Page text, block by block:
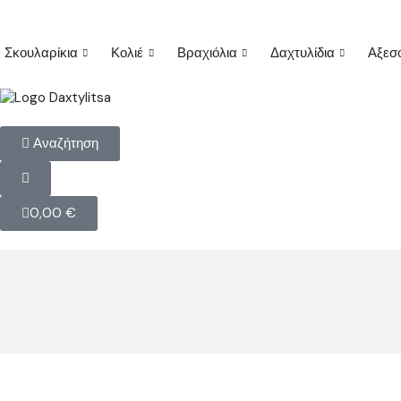
Σκουλαρίκια Κολιέ Βραχιόλια Δαχτυλίδια
Αναζήτηση
0,00 €